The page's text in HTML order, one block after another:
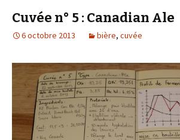
Cuvée n° 5 : Canadian Ale
6 octobre 2013 bière, cuvée